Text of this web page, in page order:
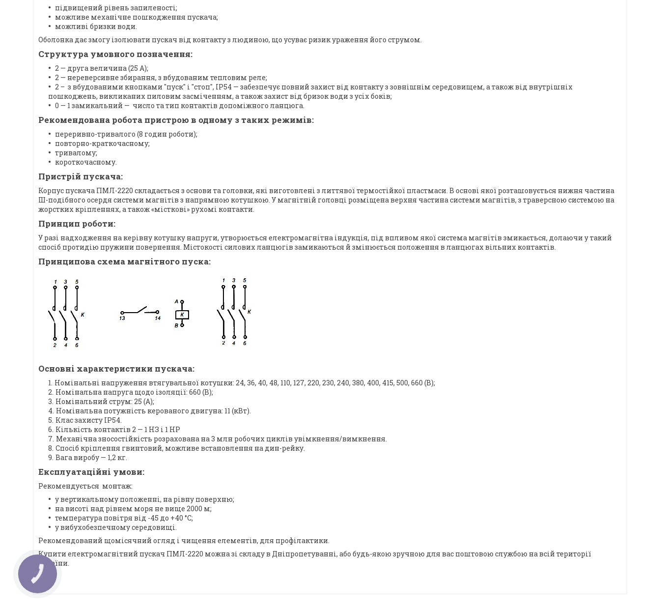
підвищений рівень запиленості;
можливе механічне пошкодження пускача;
можливі бризки води.
Оболонка дає змогу ізолювати пускач від контакту з людиною, що усуває ризик ураження його струмом.
Структура умовного позначення:
2 — друга величина (25 А);
2 — нереверсивне збирання, з вбудованим тепловим реле;
2 – з вбудованими кнопками "пуск" і "стоп", IP54 — забезпечує повний захист від контакту з зовнішнім середовищем, а також від внутрішніх
пошкоджень, викликаних пиловим засміченням, а також захист від бризок води з усіх боків;
0 — 1 замикальний — число та тип контактів допоміжного ланцюга.
Рекомендована робота пристрою в одному з таких режимів:
переривно-тривалого (8 годин роботи);
повторно-краткочасному;
тривалому;
короткочасному.
Пристрій пускача:
Корпус пускача ПМЛ-2220 складається з основи та головки, які виготовлені з литтявої термостійкої пластмаси. В основі якої розташовується нижня частина
Ш-подібного осердя системи магнітів з напрямною котушкою. У магнітній головці розміщена верхня частина системи магнітів, з траверсною системою на
жорстких кріпленнях, а також «місткові» рухомі контакти.
Принцип роботи:
У разі надходження на керівну котушку напруги, утворюється електромагнітна індукція, під впливом якої система магнітів змикається, долаючи у такий
спосіб протидію пружини повернення. Містокості силових ланцюгів замикаються й змінюється положення в ланцюгах вільних контактів.
Принципова схема магнітного пуска:
Основні характеристики пускача:
Номінальні напруження втягувальної котушки: 24, 36, 40, 48, 110, 127, 220, 230, 240, 380, 400, 415, 500, 660 (В);
Номінальна напруга щодо ізоляції: 660 (В);
Номінальний струм: 25 (А);
Номінальна потужність керованого двигуна: 11 (кВт).
Клас захисту IP54.
Кількість контактів 2 — 1 НЗ і 1 НР
Механічна зносостійкість розрахована на 3 млн робочих циклів увімкнення/вимкнення.
Спосіб кріплення гвинтовий, можливе встановлення на дин-рейку.
Вага виробу — 1,2 кг.
Експлуатаційні умови:
Рекомендується монтаж:
у вертикальному положенні, на рівну поверхню;
на висоті над рівнем моря не вище 2000 м;
температура повітря від -45 до +40 °C;
у вибухобезпечному середовищі.
Рекомендований щомісячний огляд і чищення елементів, для профілактики.
Купити електромагнітний пускач ПМЛ-2220 можна зі складу в Дніпропетуванні, або будь-якою зручною для вас поштовою службою на всій території
України.